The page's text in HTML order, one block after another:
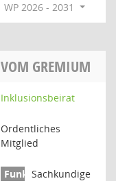
WP 2026 - 2031
VOM GREMIUM
Inklusionsbeirat
Ordentliches
Mitglied
Sachkundige